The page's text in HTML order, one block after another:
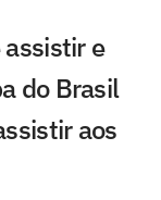
e
do Brasil
aos